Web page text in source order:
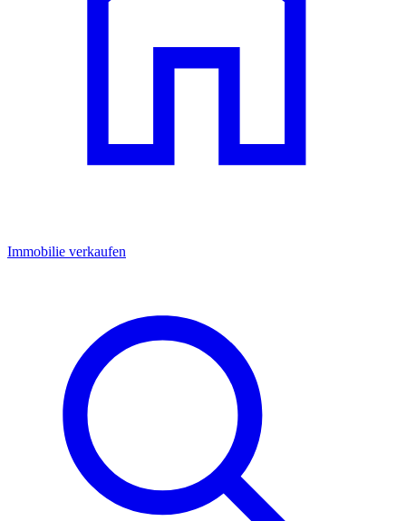
Immobilie verkaufen